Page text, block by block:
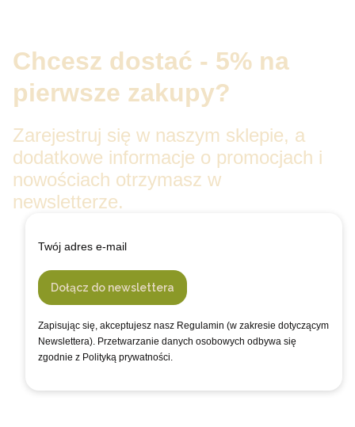
Chcesz dostać - 5% na
pierwsze zakupy?
Zarejestruj się w naszym sklepie, a
dodatkowe informacje o promocjach i
nowościach otrzymasz w
newsletterze.
Twój adres e-mail
Dołącz do newslettera
Zapisując się, akceptujesz nasz Regulamin (w zakresie dotyczącym
Newslettera). Przetwarzanie danych osobowych odbywa się
zgodnie z Polityką prywatności.